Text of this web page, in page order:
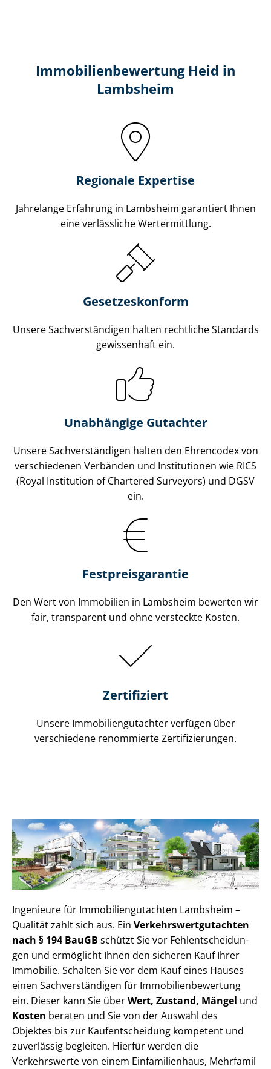
Immobilien­bewertung Heid in
Lambsheim
Regionale Expertise
Jahrelange Erfahrung in Lambsheim garantiert Ihnen
eine verlässliche Wertermittlung.
Gesetzes­konform
Unsere Sach­ver­stän­di­gen halten rechtliche Standards
gewissenhaft ein.
Unabhängige Gutachter
Unsere Sach­ver­stän­di­gen halten den Ehrencodex von
verschiedenen Verbänden und Institutionen wie RICS
(Royal Institution of Chartered Surveyors) und DGSV
ein.
Festpreis​garantie
Den Wert von Immobilien in Lambsheim bewerten wir
fair, transparent und ohne versteckte Kosten.
Zertifiziert
Unsere Immobilien­gutachter verfügen über
verschiedene renommierte Zer­ti­fi­zie­run­gen.
Ingenieure für Im­mo­bi­li­en­gut­ach­ten Lambsheim –
Qualität zahlt sich aus. Ein Ver­kehrs­wert­gut­ach­ten
nach § 194 BauGB schützt Sie vor Fehl­ent­schei­dun­
gen und ermöglicht Ihnen den sicheren Kauf Ihrer
Immobilie. Schalten Sie vor dem Kauf eines Hauses
einen Sach­ver­stän­di­gen für Im­mo­bi­li­en­be­wer­tung
ein. Dieser kann Sie überWert, Zustand, Mängel und
Kosten beraten und Sie von der Auswahl des
Objektes bis zur Kauf­ent­schei­dung kompetent und
zuverlässig begleiten. Hierfür werden die
Verkehrswerte von einem Einfamilienhaus, Mehr­fa­mi­l